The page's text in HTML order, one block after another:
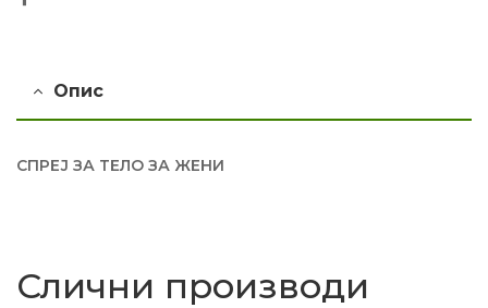
Опис
СПРЕЈ ЗА ТЕЛО ЗА ЖЕНИ
Слични производи